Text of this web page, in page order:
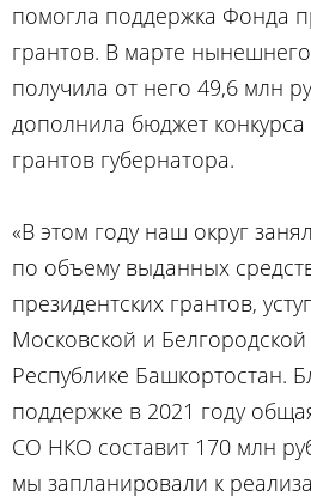
помогла поддержка Фонда
грантов. В марте
получила от него 49,6 млн
дополнила бюджет
грантов губернатора.
«В этом году наш округ
по объему выданных
президентских грантов,
Московской и Белгородской
Республике Башкортостан.
поддержке в 2021 году
СО НКО составит 170 млн
мы запланировали к